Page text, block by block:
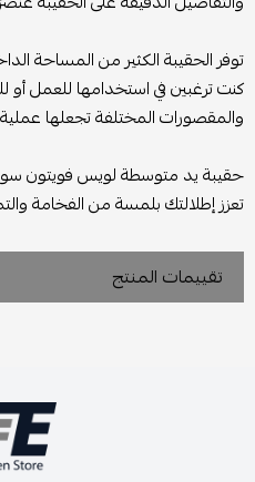
توفر الحقيبة الكثير من المساحة
كنت ترغبين في استخدامها للعمل أو
والمقصورات المختلفة تجعلها عملية
حقيبة يد متوسطة لويس فويتون
تعزز إطلالتك بلمسة من الفخامة
تقييمات المنتج